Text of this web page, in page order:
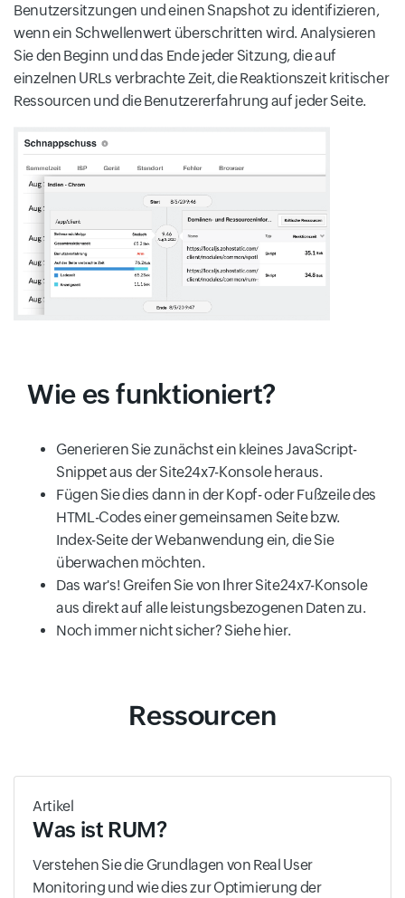
Benutzersitzungen und einen Snapshot zu identifizieren,
wenn ein Schwellenwert überschritten wird. Analysieren
Sie den Beginn und das Ende jeder Sitzung, die auf
einzelnen URLs verbrachte Zeit, die Reaktionszeit kritischer
Ressourcen und die Benutzererfahrung auf jeder Seite.
Wie es funktioniert?
Generieren Sie zunächst ein kleines JavaScript-
Snippet aus der Site24x7-Konsole heraus.
Fügen Sie dies dann in der Kopf- oder Fußzeile des
HTML-Codes einer gemeinsamen Seite bzw.
Index-Seite der Webanwendung ein, die Sie
überwachen möchten.
Das war's! Greifen Sie von Ihrer Site24x7-Konsole
aus direkt auf alle leistungsbezogenen Daten zu.
Noch immer nicht sicher? Siehe hier.
Ressourcen
Artikel
Was ist RUM?
Verstehen Sie die Grundlagen von Real User
Monitoring und wie dies zur Optimierung der